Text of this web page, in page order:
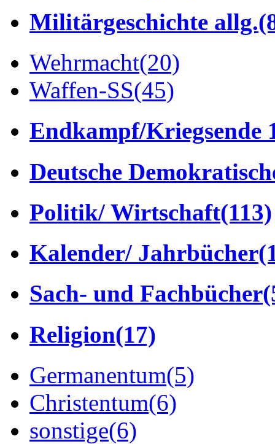
Militärgeschichte allg.
Wehrmacht(20)
Waffen-SS(45)
Endkampf/Kriegsende
Deutsche
Politik/ Wirtschaft(113)
Kalender/ Jahrbücher
Sach- und Fachbücher
Religion(17)
Germanentum(5)
Christentum(6)
sonstige(6)